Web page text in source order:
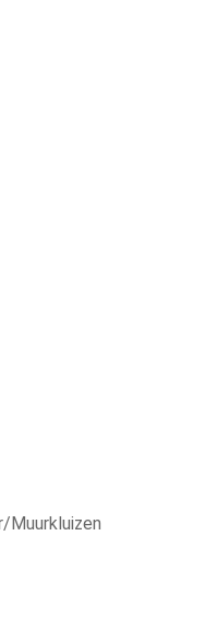
Muurkluizen